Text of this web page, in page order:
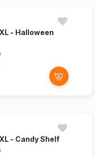
- Halloween
- Candy Shelf